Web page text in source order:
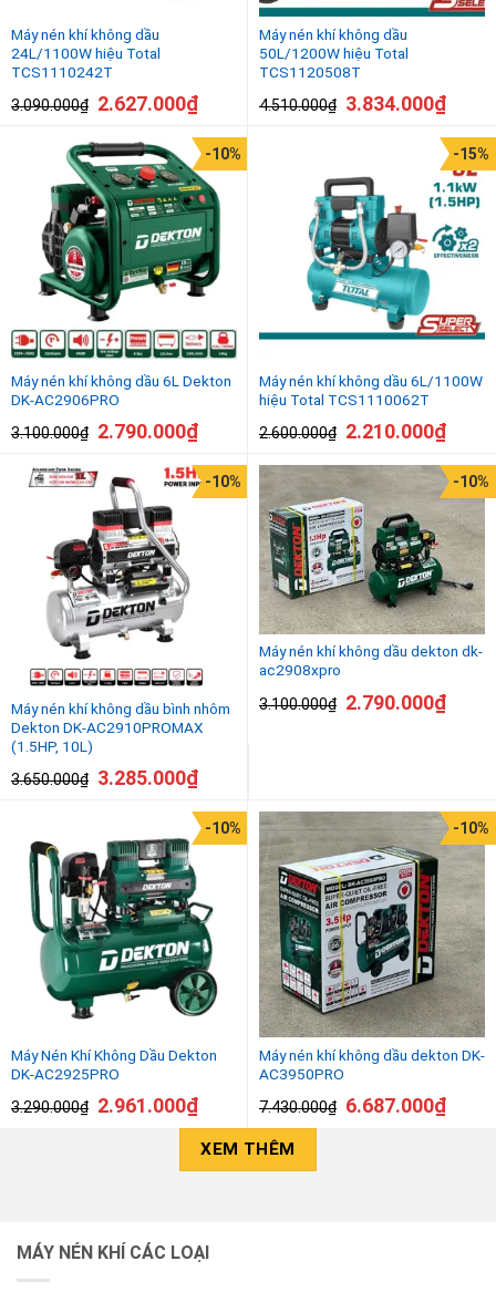
Máy nén khí không dầu
24L/1100W hiệu Total
TCS1110242T
3.090.000₫ 2.627.000₫
Máy nén khí không dầu
50L/1200W hiệu Total
TCS1120508T
4.510.000₫ 3.834.000₫
Máy nén khí không dầu 6L Dekton
DK-AC2906PRO
3.100.000₫
-10%
2.790.000₫
Máy nén khí không dầu 6L/1100W
hiệu Total TCS1110062T
2.600.000₫
-15%
2.210.000₫
Máy nén khí không dầu bình nhôm
Dekton DK-AC2910PROMAX
(1.5HP, 10L)
3.650.000₫
-10%
3.285.000₫
Máy nén khí không dầu dekton dk-
ac2908xpro
3.100.000₫
-10%
2.790.000₫
Máy Nén Khí Không Dầu Dekton
DK-AC2925PRO
3.290.000₫
-10%
2.961.000₫
Máy nén khí không dầu dekton DK-
AC3950PRO
7.430.000₫
-10%
6.687.000₫
XEM THÊM
MÁY NÉN KHÍ CÁC LOẠI